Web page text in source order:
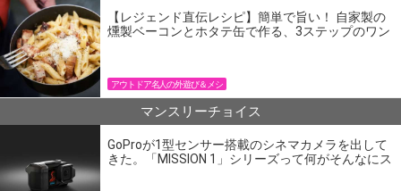
【レジェンド直伝レシピ】簡単で旨い！ 自家製の
燻製ベーコンとホタテ缶で作る、3ステップのワン
アウトドア名人の外遊び＆メシ
マンスリーチョイス
GoProが1型センサー搭載のシネマカメラを出して
きた。「MISSION 1」シリーズって何がそんなにス